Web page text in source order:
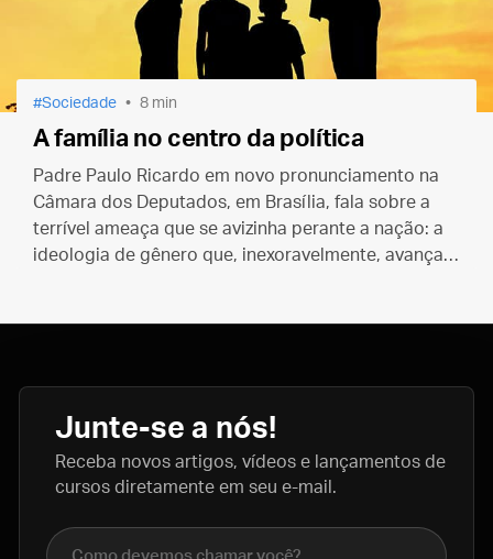
Sociedade 8 min
A família no centro da política
Padre Paulo Ricardo em novo pronunciamento na
Câmara dos Deputados, em Brasília, fala sobre a
terrível ameaça que se avizinha perante a nação: a
ideologia de gênero que, inexoravelmente, avança
Junte-se a nós!
Receba novos artigos, vídeos e lançamentos de
cursos diretamente em seu e-mail.
Nome completo